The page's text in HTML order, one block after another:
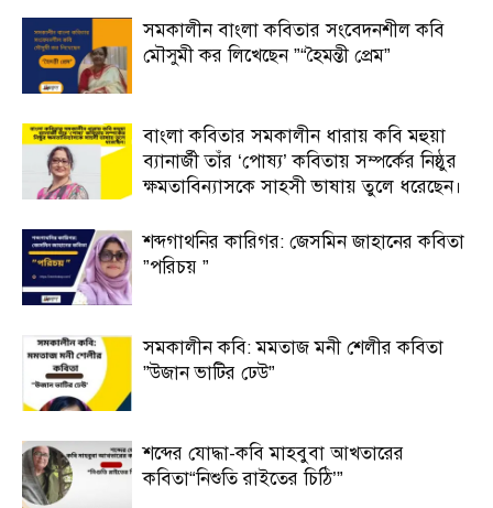
সমকালীন বাংলা কবিতার সংবেদনশীল কবি
মৌসুমী কর লিখেছেন ”“হৈমন্তী প্রেম”
বাংলা কবিতার সমকালীন ধারায় কবি মহুয়া
ব্যানার্জী তাঁর ‘পোষ্য’ কবিতায় সম্পর্কের নিষ্ঠুর
ক্ষমতাবিন্যাসকে সাহসী ভাষায় তুলে ধরেছেন।
শব্দগাথনির কারিগর: জেসমিন জাহানের কবিতা
”পরিচয় ”
সমকালীন কবি: মমতাজ মনী শেলীর কবিতা
”উজান ভাটির ঢেউ”
শব্দের যোদ্ধা-কবি মাহবুবা আখতারের
কবিতা“নিশুতি রাইতের চিঠি’”